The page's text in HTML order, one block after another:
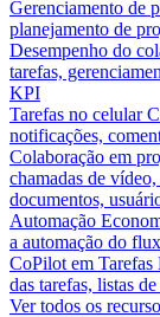
Gerenciamento de
planejamento de
Desempenho do
tarefas,
KPI
Tarefas no celular
notificações,
Colaboração em
chamadas de
documentos,
Automação
a automação do
CoPilot em Tarefas
das tarefas, listas
Ver todos os